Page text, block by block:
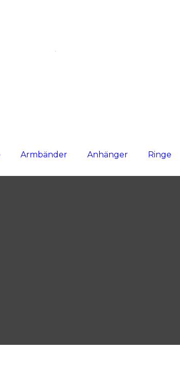
Armbänder Anhänger Ringe